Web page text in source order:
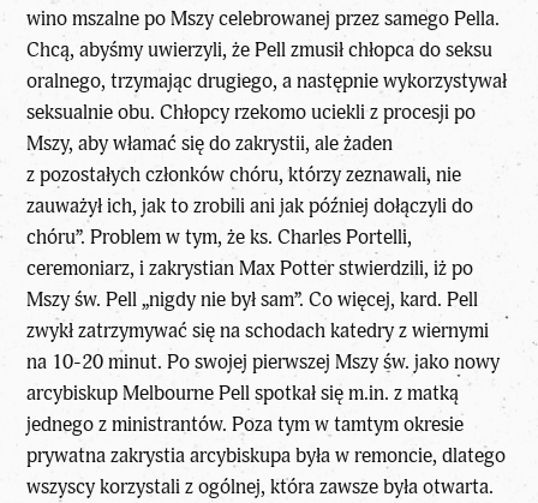
wino mszalne po Mszy celebrowanej przez samego Pella.
Chcą, abyśmy uwierzyli, że Pell zmusił chłopca do seksu
oralnego, trzymając drugiego, a następnie wykorzystywał
seksualnie obu. Chłopcy rzekomo uciekli z procesji po
Mszy, aby włamać się do zakrystii, ale żaden
z pozostałych członków chóru, którzy zeznawali, nie
zauważył ich, jak to zrobili ani jak później dołączyli do
chóru”. Problem w tym, że ks. Charles Portelli,
ceremoniarz, i zakrystian Max Potter stwierdzili, iż po
Mszy św. Pell „nigdy nie był sam”. Co więcej, kard. Pell
zwykł zatrzymywać się na schodach katedry z wiernymi
na 10-20 minut. Po swojej pierwszej Mszy św. jako nowy
arcybiskup Melbourne Pell spotkał się m.in. z matką
jednego z ministrantów. Poza tym w tamtym okresie
prywatna zakrystia arcybiskupa była w remoncie, dlatego
wszyscy korzystali z ogólnej, która zawsze była otwarta.